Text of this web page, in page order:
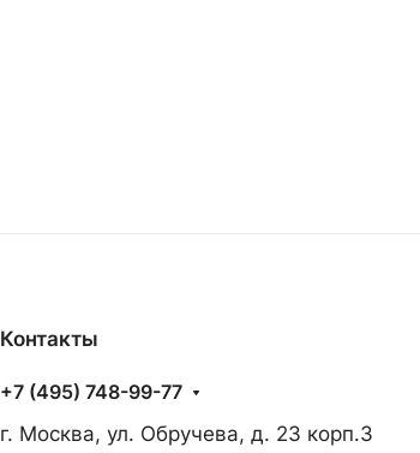
Контакты
+7 (495) 748-99-77
г. Москва, ул. Обручева, д. 23 корп.3